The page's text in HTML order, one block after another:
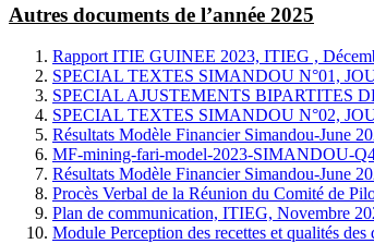
Autres documents de l’année 2025
Rapport ITIE GUINEE 2023, ITIEG ,
SPECIAL TEXTES SIMANDOU N°01,
SPECIAL AJUSTEMENTS BIPARTITES
SPECIAL TEXTES SIMANDOU N°02,
Résultats Modèle Financier Simandou-June
MF-mining-fari-model-2023-SIMANDOU-
Résultats Modèle Financier Simandou-June
Procès Verbal de la Réunion du Comité de
Plan de communication, ITIEG, Novembre
Module Perception des recettes et qualités